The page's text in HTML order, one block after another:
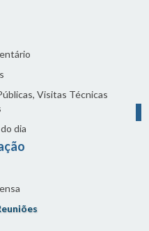
Visitas Técnicas
dia